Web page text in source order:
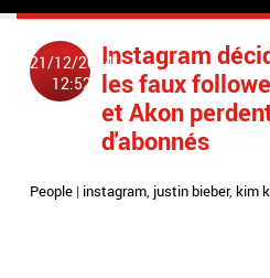
21/12/2014
12:52
Instagram
les faux
et Akon
d'abonnés
People | instagram, justin bieber, kim